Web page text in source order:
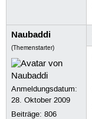
Naubaddi
(Themenstarter)
Anmeldungsdatum:
28. Oktober 2009
Beiträge:806